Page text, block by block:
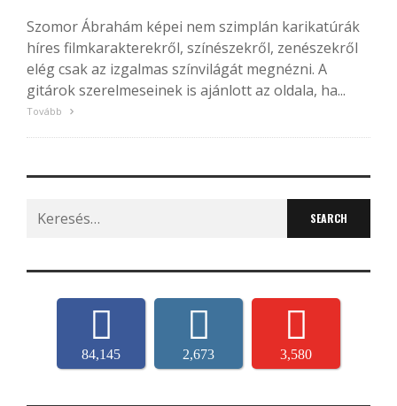
Szomor Ábrahám képei nem szimplán karikatúrák
híres filmkarakterekről, színészekről, zenészekről
elég csak az izgalmas színvilágát megnézni. A
gitárok szerelmeseinek is ajánlott az oldala, ha...
Tovább
Search
for:
84,145 2,673 3,580